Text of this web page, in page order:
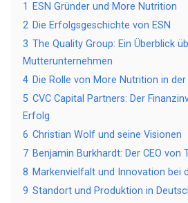
1
ESN Gründer und More Nutrition
2 Die Erfolgsgeschichte von ESN
3 The Quality Group: Ein Überblick
Mutterunternehmen
4 Die Rolle von More Nutrition in
5 CVC Capital Partners: Der
Erfolg
6 Christian Wolf und seine Visionen
7 Benjamin Burkhardt: Der CEO von
8 Markenvielfalt und Innovation bei
9 Standort und Produktion in